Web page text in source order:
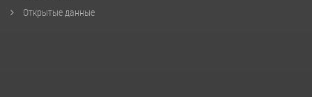
Открытые данные